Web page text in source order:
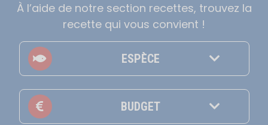
À l’aide de notre section recettes, trouvez la
recette qui vous convient !
ESPÈCE
BUDGET